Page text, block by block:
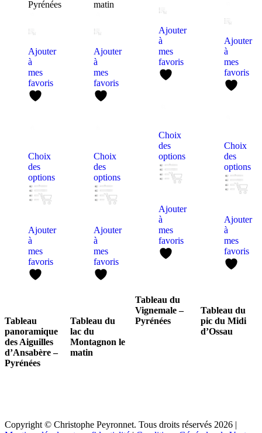
Ajouter
à
mes
favoris
Choix
des
options
Ajouter
à
mes
favoris
Tableau
panoramique
des Aiguilles
d’Ansabère –
Pyrénées
Ajouter
à
mes
favoris
Choix
des
options
Ajouter
à
mes
favoris
Tableau du
lac du
Montagnon le
matin
Ajouter
à
mes
favoris
Choix
des
options
Ajouter
à
mes
favoris
Tableau du
Vignemale –
Pyrénées
Ajouter
à
mes
favoris
Choix
des
options
Ajouter
à
mes
favoris
Tableau du
pic du Midi
d’Ossau
Copyright © Christophe Peyronnet. Tous droits réservés 2026 |